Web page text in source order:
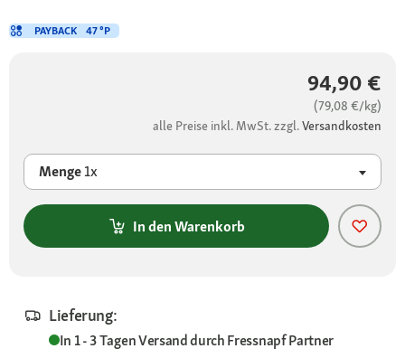
94,90 €
(79,08 €/kg)
alle Preise inkl. MwSt. zzgl.Versandkosten
Menge1x
In den Warenkorb
Lieferung:
In 1 - 3 TagenVersand durchFressnapf Partner
PAYBACK 47 °P